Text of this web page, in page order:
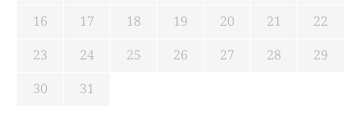
16
17 18 19 20 21
22
23
24 25 26 27 28
29
30
31